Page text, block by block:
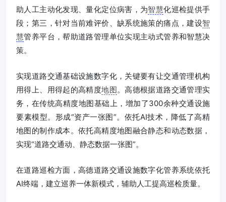
助人工主动化发现、量化定位病害，为智慧化巡检提供手
段；第三，针对当前难评价、缺系统施策的痛点，建设智
慧管养平台，帮助道路管理单位实现主动式管养和智慧决
策。
实现道路交通基础设施数字化，关键要有让交通管理机构
用得上、用得起的高精度地图。高德根据道路交通管理实
务，在传统高精度地图基础上，增加了300余种交通设施
要素模型。形成“资产一张图”。依托AI技术，降低了高精
地图的制作成本。依托高精度地图融合静态和动态数据，
实现“道路交通动、静态数据一张图”。
在道路巡检方面，高德道路交通设施数字化管养系统依托
AI终端，建立巡养一体新模式，辅助人工提高巡检质量。